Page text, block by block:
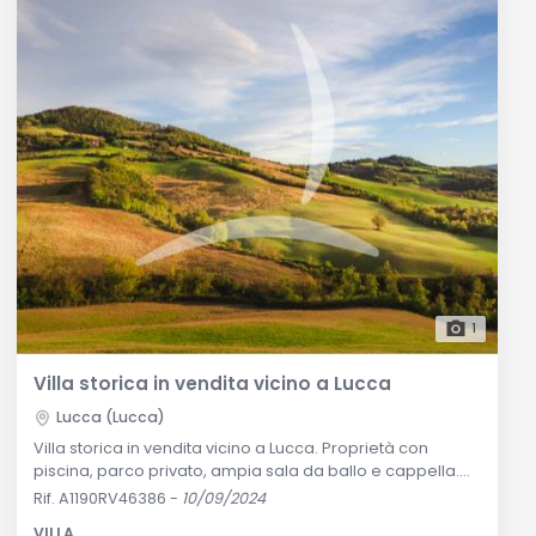
1
Villa storica in vendita vicino a Lucca
Lucca (Lucca)
Villa storica in vendita vicino a Lucca. Proprietà con
piscina, parco privato, ampia sala da ballo e cappella.
Perfetta per uso residenziale esclusivo o per eventi.
Rif. A1190RV46386 - 10/09/2024